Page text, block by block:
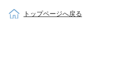
トップページへ戻る